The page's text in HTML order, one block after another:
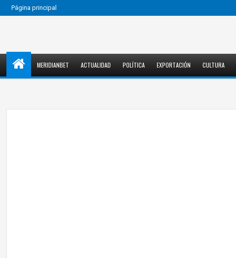
Página principal
MERIDIANBET ACTUALIDAD POLÍTICA EXPORTACIÓN CULTURA